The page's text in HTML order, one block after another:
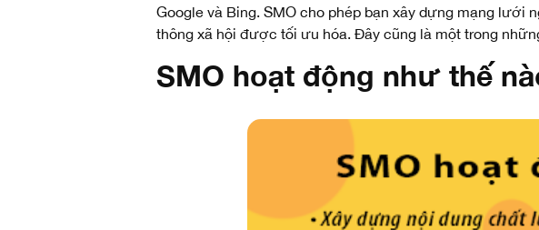
Google và Bing. SMO cho phép bạn xây dựng mạng
thông xã hội được tối ưu hóa. Đây cũng là một trong
SMO hoạt động như thế